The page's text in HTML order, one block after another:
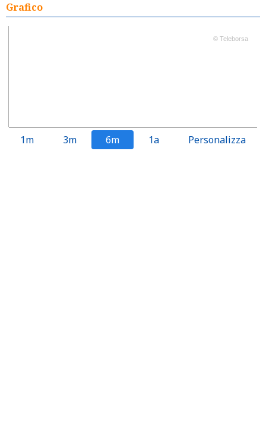
Grafico
© Teleborsa
1m 3m 6m 1a Personalizza